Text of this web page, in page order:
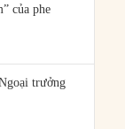
của phe
trưởng